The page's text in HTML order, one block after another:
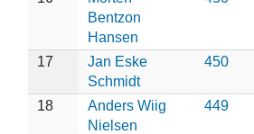
Bentzon
Hansen
17
Jan Eske
Schmidt
450
18
Anders Wiig
Nielsen
449